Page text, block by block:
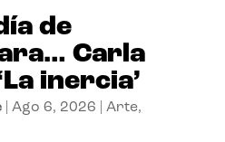
de
Carla
inercia’
| Ago 6, 2026 Arte,